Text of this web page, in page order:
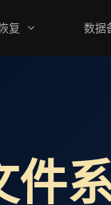
复 数据
件